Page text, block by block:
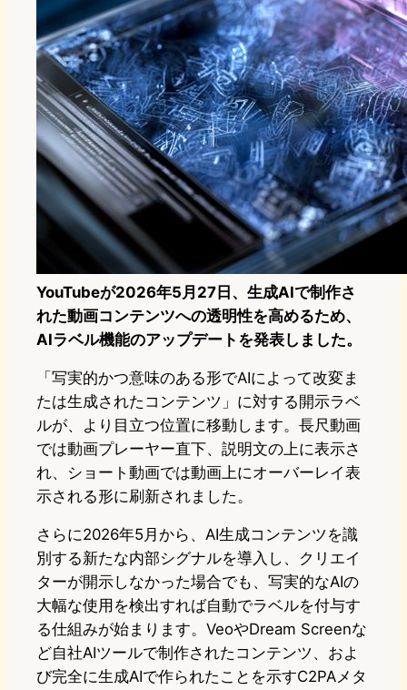
YouTubeが2026年5月27日、生成AIで制作さ
れた動画コンテンツへの透明性を高めるため、
AIラベル機能のアップデートを発表しました。
「写実的かつ意味のある形でAIによって改変ま
たは生成されたコンテンツ」に対する開示ラベ
ルが、より目立つ位置に移動します。長尺動画
では動画プレーヤー直下、説明文の上に表示さ
れ、ショート動画では動画上にオーバーレイ表
示される形に刷新されました。
さらに2026年5月から、AI生成コンテンツを識
別する新たな内部シグナルを導入し、クリエイ
ターが開示しなかった場合でも、写実的なAIの
大幅な使用を検出すれば自動でラベルを付与す
る仕組みが始まります。VeoやDream Screenな
ど自社AIツールで制作されたコンテンツ、およ
び完全に生成AIで作られたことを示すC2PAメタ